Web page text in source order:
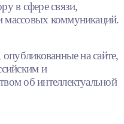
в сфере связи,
коммуникаций.
на сайте,
и
об интеллектуальной